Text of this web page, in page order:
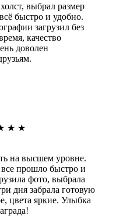
выбрал размер
быстро и удобно.
загрузил без
качество
доволен
★ ★
на высшем уровне.
все прошло быстро и
фото, выбрала
дня забрала готовую
цвета яркие. Улыбка